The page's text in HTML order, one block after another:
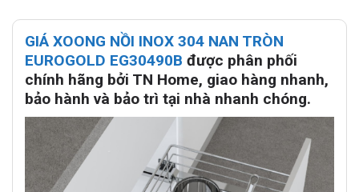
GIÁ XOONG NỒI INOX 304 NAN TRÒN
EUROGOLD EG30490B được phân phối
chính hãng bởi TN Home, giao hàng nhanh,
bảo hành và bảo trì tại nhà nhanh chóng.